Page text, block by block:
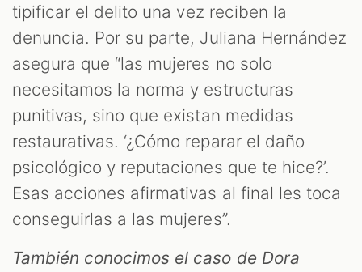
tipificar el delito una vez reciben la
denuncia. Por su parte, Juliana Hernández
asegura que “las mujeres no solo
necesitamos la norma y estructuras
punitivas, sino que existan medidas
restaurativas. ‘¿Cómo reparar el daño
psicológico y reputaciones que te hice?’.
Esas acciones afirmativas al final les toca
conseguirlas a las mujeres”.
También conocimos el caso de Dora